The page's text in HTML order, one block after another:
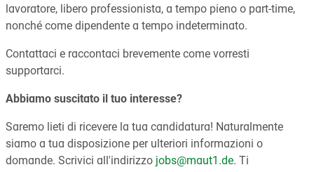
lavoratore, libero professionista, a tempo pieno o part-time,
nonché come dipendente a tempo indeterminato.
Contattaci e raccontaci brevemente come vorresti
supportarci.
Abbiamo suscitato il tuo interesse?
Saremo lieti di ricevere la tua candidatura! Naturalmente
siamo a tua disposizione per ulteriori informazioni o
domande. Scrivici all'indirizzo jobs@maut1.de. Ti